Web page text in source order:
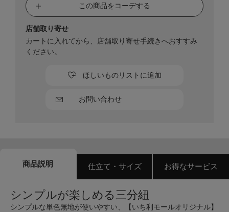
この商品をコーデする
お問い合わせ
ほしいものリストに追加
店舗取り寄せ
カートに入れてから、店舗取り寄せ手続きへおすすみ
ください。
商品説明 仕立て・サイズ お得なサービス
シンプルが楽しめる三分紐
シンプルな単色無地が使いやすい、【いち利モールオリジナル】